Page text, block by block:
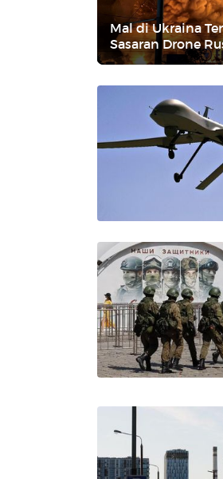
Mal di Ukraina
Sasaran Drone